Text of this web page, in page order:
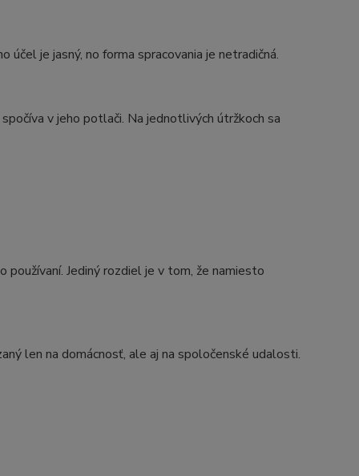
je jasný, no forma spracovania je netradičná.
v jeho potlači. Na jednotlivých útržkoch sa
Jediný rozdiel je v tom, že namiesto
len na domácnosť, ale aj na spoločenské udalosti.